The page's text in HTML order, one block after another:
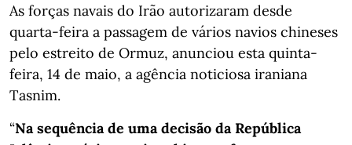
As forças navais do Irão autorizaram desde
quarta-feira a passagem de vários navios chineses
pelo estreito de Ormuz, anunciou esta quinta-
feira, 14 de maio, a agência noticiosa iraniana
Tasnim.
“Na sequência de uma decisão da República